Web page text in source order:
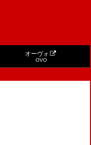
オーヴォ
OVO